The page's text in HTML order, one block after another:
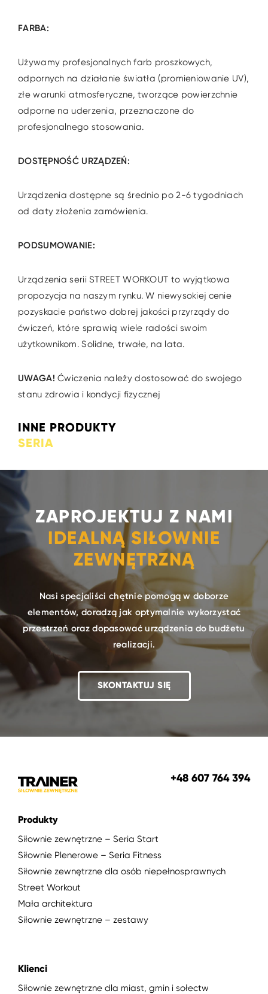
FARBA:
Używamy profesjonalnych farb proszkowych,
odpornych na działanie światła (promieniowanie UV),
złe warunki atmosferyczne, tworzące powierzchnie
odporne na uderzenia, przeznaczone do
profesjonalnego stosowania.
DOSTĘPNOŚĆ URZĄDZEŃ:
Urządzenia dostępne są średnio po 2-6 tygodniach
od daty złożenia zamówienia.
PODSUMOWANIE:
Urządzenia serii STREET WORKOUT to wyjątkowa
propozycja na naszym rynku. W niewysokiej cenie
pozyskacie państwo dobrej jakości przyrządy do
ćwiczeń, które sprawią wiele radości swoim
użytkownikom. Solidne, trwałe, na lata.
UWAGA!Ćwiczenia należy dostosować do swojego
stanu zdrowia i kondycji fizycznej
INNE PRODUKTY
SERIA
ZAPROJEKTUJ Z NAMI
IDEALNĄ SIŁOWNIE
ZEWNĘTRZNĄ
Nasi specjaliści chętnie pomogą w doborze
elementów, doradzą jak optymalnie wykorzystać
przestrzeń oraz dopasować urządzenia do budżetu
realizacji.
SKONTAKTUJ SIĘ
+48 607 764 394
Produkty
Siłownie zewnętrzne – Seria Start
Siłownie Plenerowe – Seria Fitness
Siłownie zewnętrzne dla osób niepełnosprawnych
Street Workout
Mała architektura
Siłownie zewnętrzne – zestawy
Klienci
Siłownie zewnętrzne dla miast, gmin i sołectw